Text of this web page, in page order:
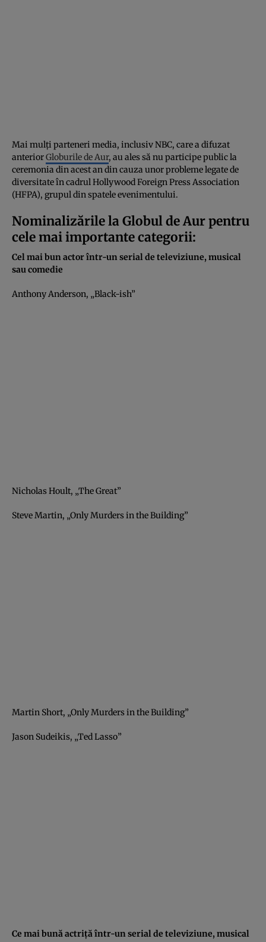
Mai mulți parteneri media, inclusiv NBC, care a difuzat
anteriorGloburile de Aur, au ales să nu participe public la
ceremonia din acest an din cauza unor probleme legate de
diversitate în cadrul Hollywood Foreign Press Association
(HFPA), grupul din spatele evenimentului.
Nominalizările la Globul de Aur pentru
cele mai importante categorii:
Cel mai bun actor într-un serial de televiziune, musical
sau comedie
Anthony Anderson, „Black-ish”
Nicholas Hoult, „The Great”
Steve Martin, „Only Murders in the Building”
Martin Short, „Only Murders in the Building”
Jason Sudeikis, „Ted Lasso”
Ce mai bună actriță într-un serial de televiziune, musical